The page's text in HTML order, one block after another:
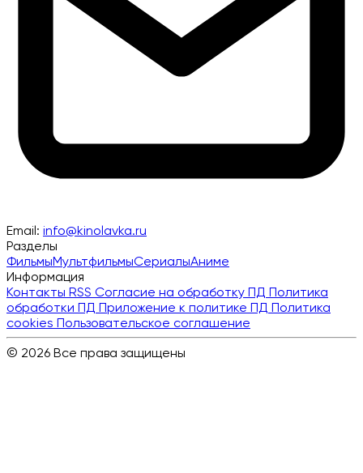
Email: info@kinolavka.ru
Разделы
ФильмыМультфильмыСериалыАниме
Информация
Контакты RSS Согласие на обработку ПД Политика
обработки ПД Приложение к политике ПД Политика
cookies Пользовательское соглашение
© 2026 Все права защищены